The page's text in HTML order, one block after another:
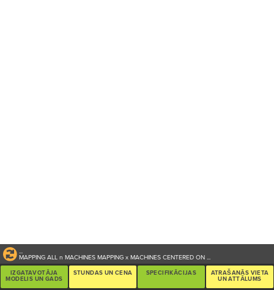
...
MAPPING ALLn MACHINESMAPPINGx MACHINES CENTERED ON...
IZGATAVOTĀJA
MODELIS UN GADS
STUNDAS UN CENA SPECIFIKĀCIJAS
ATRAŠANĀS VIETA
UN ATTĀLUMS